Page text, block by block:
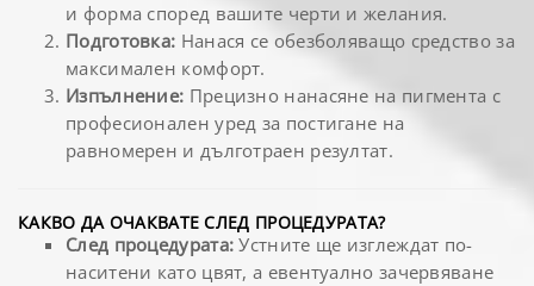
и форма според вашите черти и желания.
Подготовка: Нанася се обезболяващо средство за
максимален комфорт.
Изпълнение: Прецизно нанасяне на пигмента с
професионален уред за постигане на
равномерен и дълготраен резултат.
КАКВО ДА ОЧАКВАТЕ СЛЕД ПРОЦЕДУРАТА?
След процедурата: Устните ще изглеждат по-
наситени като цвят, а евентуално зачервяване